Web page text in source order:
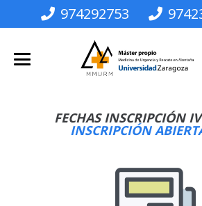
974292753
FECHAS INSCRIPCIÓN
INSCRIPCIÓN